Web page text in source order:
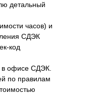
детальный
часов) и
СДЭК
код
в офисе СДЭК.
по правилам